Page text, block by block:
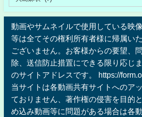
動画やサムネイルで使用している映
等は全てその権利所有者様に帰属い
ございません。お客様からの要望、
除、送信防止措置にできる限り応じ
のサイトアドレスです。 https://
当サイトは各動画共有サイトへのア
ておりません、著作権の侵害を目的
め込み動画等に問題がある場合は各